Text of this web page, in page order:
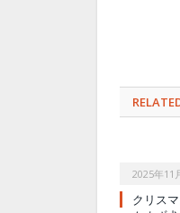
2025年11
クリス